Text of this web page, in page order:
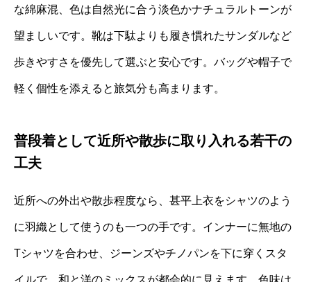
な綿麻混、色は自然光に合う淡色かナチュラルトーンが
望ましいです。靴は下駄よりも履き慣れたサンダルなど
歩きやすさを優先して選ぶと安心です。バッグや帽子で
軽く個性を添えると旅気分も高まります。
普段着として近所や散歩に取り入れる若干の
工夫
近所への外出や散歩程度なら、甚平上衣をシャツのよう
に羽織として使うのも一つの手です。インナーに無地の
Tシャツを合わせ、ジーンズやチノパンを下に穿くスタ
イルで、和と洋のミックスが都会的に見えます。色味は